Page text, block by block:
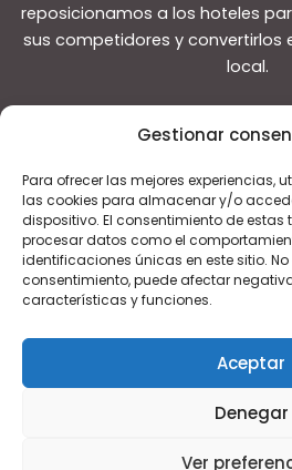
Gestionar
Para ofrecer las mejores experiencias,
las cookies para almacenar y/o
dispositivo. El consentimiento de
procesar datos como el
identificaciones únicas en este sitio. No
consentimiento, puede afectar
características y funciones.
Aceptar
Denegar
Ver
reposicionamos a los hoteles
sus competidores y convertirlos
local.
Copyright © 2026